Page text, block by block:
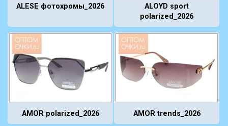
ALESE фотохромы_2026
ALOYD sport
polarized_2026
AMOR polarized_2026 AMOR trends_2026